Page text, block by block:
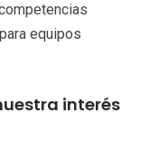
equipos
interés